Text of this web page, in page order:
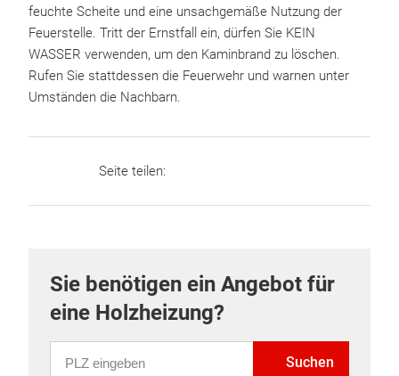
feuchte Scheite und eine unsachgemäße Nutzung der
Feuerstelle. Tritt der Ernstfall ein, dürfen Sie KEIN
WASSER verwenden, um den Kaminbrand zu löschen.
Rufen Sie stattdessen die Feuerwehr und warnen unter
Umständen die Nachbarn.
Seite teilen:
Sie benötigen ein Angebot für
eine Holzheizung?
Suchen